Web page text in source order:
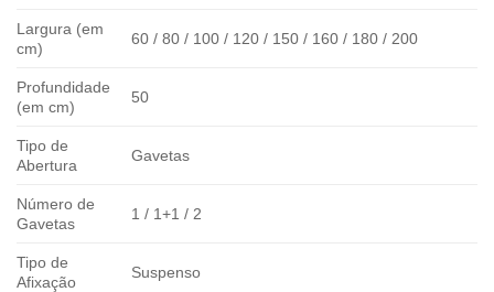
Largura (em
cm)
60 / 80 / 100 / 120 / 150 / 160 / 180 / 200
Profundidade
(em cm)
50
Tipo de
Abertura
Gavetas
Número de
Gavetas
1 / 1+1 / 2
Tipo de
Afixação
Suspenso